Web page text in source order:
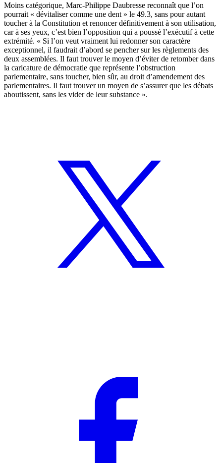
Moins catégorique, Marc-Philippe Daubresse reconnaît que l’on
pourrait « dévitaliser comme une dent » le 49.3, sans pour autant
toucher à la Constitution et renoncer définitivement à son utilisation,
car à ses yeux, c’est bien l’opposition qui a poussé l’exécutif à cette
extrémité. « Si l’on veut vraiment lui redonner son caractère
exceptionnel, il faudrait d’abord se pencher sur les règlements des
deux assemblées. Il faut trouver le moyen d’éviter de retomber dans
la caricature de démocratie que représente l’obstruction
parlementaire, sans toucher, bien sûr, au droit d’amendement des
parlementaires. Il faut trouver un moyen de s’assurer que les débats
aboutissent, sans les vider de leur substance ».